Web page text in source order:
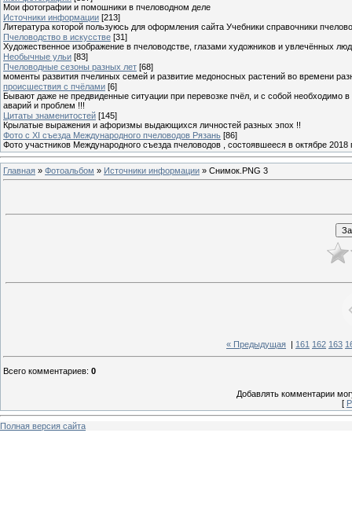
Мои фотографии и помошники в пчеловодном деле
Источники информации [213]
Литература которой пользуюсь для оформления сайта Учебники справочники
Пчеловодство в искусстве [31]
Художественное изображение в пчеловодстве, глазами художников и увлечённых
Необычные ульи [83]
Пчеловодные сезоны разных лет [68]
моменты развития пчелиных семей и развитие медоносных растений во времени
происшествия с пчёлами [6]
Бывают даже не предвиденные ситуации при перевозке пчёл, и с собой необходимо
аварий и проблем !!!
Цитаты знаменитостей [145]
Крылатые выражения и афоризмы выдающихся личностей разных эпох !!
Фото с XI съезда Международного пчеловодов Рязань [86]
Фото участников Международного съезда пчеловодов , состоявшееся в октябре 2018
Главная » Фотоальбом » Источники информации » Снимок.PNG 3
« Предыдущая 161 162 163
Всего комментариев: 0
Добавлять комментарии
[
Полная версия сайта